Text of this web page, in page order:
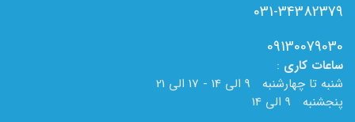
031-34382379
09130079030
ساعات کاری :
شنبه تا چهارشنبه 9 الی 14 - 17 الی 21
پنجشنبه 9 الی 14